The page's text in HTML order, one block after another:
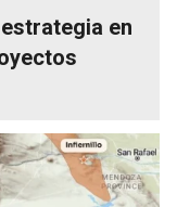
en